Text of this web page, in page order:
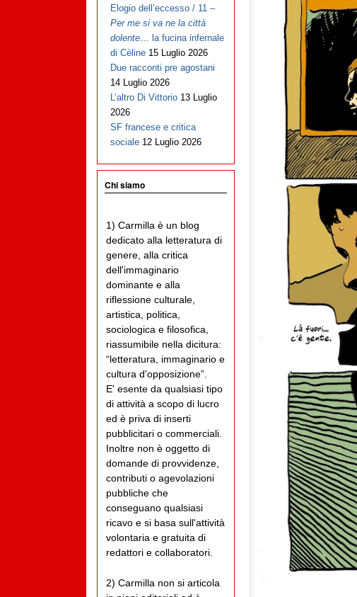
Elogio dell’eccesso / 11 –
Per me si va ne la città
dolente… la fucina infernale
di Cèline 15 Luglio 2026
Due racconti pre agostani
14 Luglio 2026
L’altro Di Vittorio 13 Luglio
2026
SF francese e critica
sociale 12 Luglio 2026
Chi siamo
1) Carmilla è un blog
dedicato alla letteratura di
genere, alla critica
dell'immaginario
dominante e alla
riflessione culturale,
artistica, politica,
sociologica e filosofica,
riassumibile nella dicitura:
“letteratura, immaginario e
cultura d'opposizione”.
E' esente da qualsiasi tipo
di attività a scopo di lucro
ed è priva di inserti
pubblicitari o commerciali.
Inoltre non è oggetto di
domande di provvidenze,
contributi o agevolazioni
pubbliche che
conseguano qualsiasi
ricavo e si basa sull'attività
volontaria e gratuita di
redattori e collaboratori.
2) Carmilla non si articola